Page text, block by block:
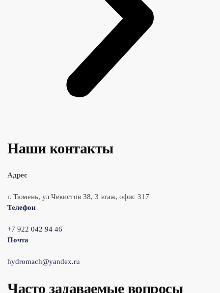
Наши контакты
Адрес
г. Тюмень, ул Чекистов 38, 3 этаж, офис 317
Телефон
+7 922 042 94 46
Почта
hydromach@yandex.ru
Часто задаваемые вопросы